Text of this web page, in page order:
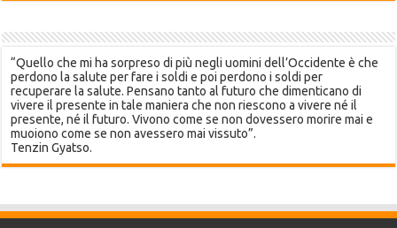
“Quello che mi ha sorpreso di più negli uomini dell’Occidente è che
perdono la salute per fare i soldi e poi perdono i soldi per
recuperare la salute. Pensano tanto al futuro che dimenticano di
vivere il presente in tale maniera che non riescono a vivere né il
presente, né il futuro. Vivono come se non dovessero morire mai e
muoiono come se non avessero mai vissuto”.
Tenzin Gyatso.